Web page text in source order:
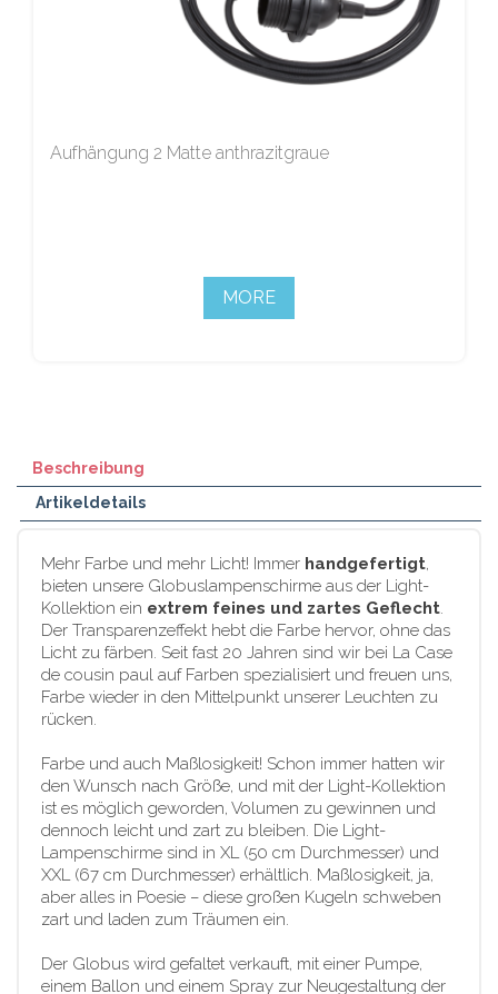
Aufhängung 2 Matte anthrazitgraue
MORE
Beschreibung
Artikeldetails
Mehr Farbe und mehr Licht! Immer handgefertigt,
bieten unsere Globuslampenschirme aus der Light-
Kollektion ein extrem feines und zartes Geflecht.
Der Transparenzeffekt hebt die Farbe hervor, ohne das
Licht zu färben. Seit fast 20 Jahren sind wir bei La Case
de cousin paul auf Farben spezialisiert und freuen uns,
Farbe wieder in den Mittelpunkt unserer Leuchten zu
rücken.
Farbe und auch Maßlosigkeit! Schon immer hatten wir
den Wunsch nach Größe, und mit der Light-Kollektion
ist es möglich geworden, Volumen zu gewinnen und
dennoch leicht und zart zu bleiben. Die Light-
Lampenschirme sind in XL (50 cm Durchmesser) und
XXL (67 cm Durchmesser) erhältlich. Maßlosigkeit, ja,
aber alles in Poesie – diese großen Kugeln schweben
zart und laden zum Träumen ein.
Der Globus wird gefaltet verkauft, mit einer Pumpe,
einem Ballon und einem Spray zur Neugestaltung der